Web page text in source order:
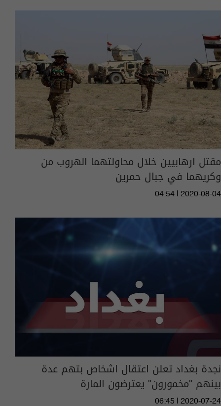
مقتل ارهابيين خلال محاولتهما الهروب من
وكريهما في جبال حمرين
04:54 | 2020-08-04
نجدة بغداد تعلن اعتقال اشخاص بتهم عدة
بينهم "مخمورون" يعترضون المارة
06:45 | 2020-07-24